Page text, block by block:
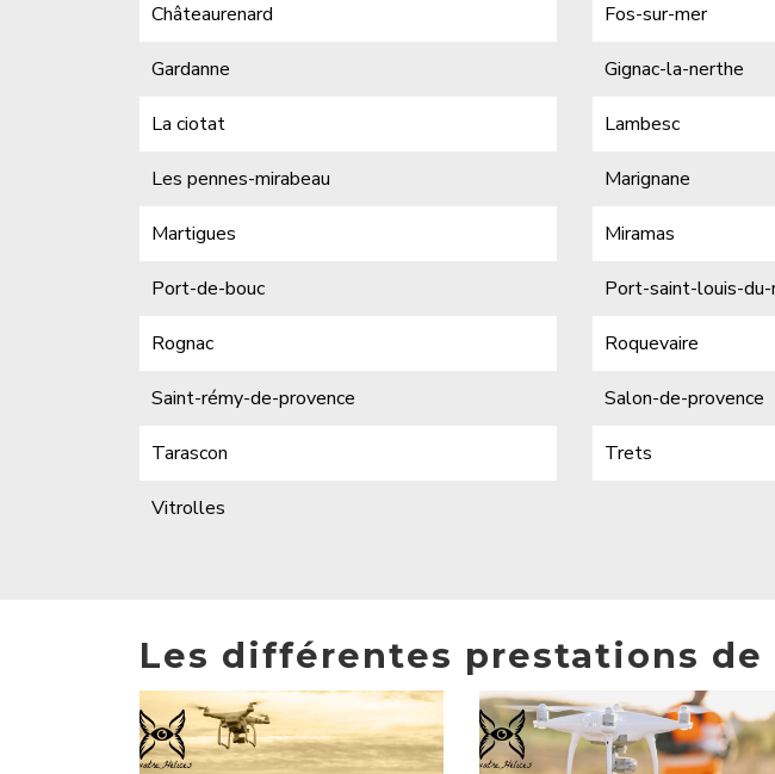
Châteaurenard Fos-sur-mer
Gardanne Gignac-la-nerthe
La ciotat Lambesc
Les pennes-mirabeau Marignane
Martigues Miramas
Port-de-bouc Port-saint-louis-du-
Rognac Roquevaire
Saint-rémy-de-provence Salon-de-provence
Tarascon Trets
Vitrolles
Les différentes prestations